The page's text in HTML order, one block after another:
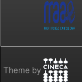
Theme by